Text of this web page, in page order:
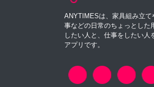
ANYTIMESは、家具組み立て
事などの日常のちょっとした
したい人と、仕事をしたい人
アプリです。